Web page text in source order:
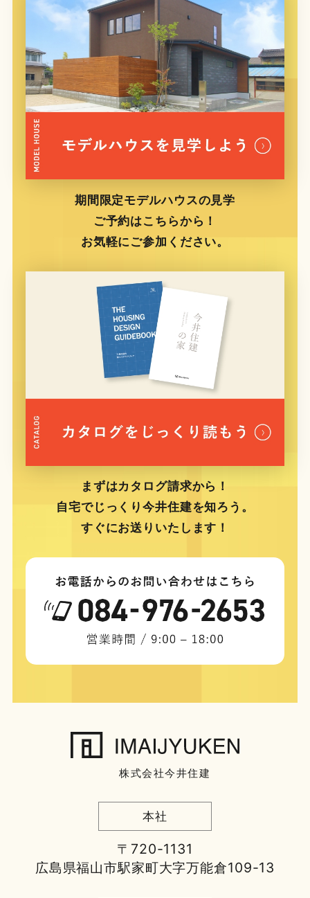
期間限定モデルハウスの見学
ご予約はこちらから！
お気軽にご参加ください。
まずはカタログ請求から！
自宅でじっくり今井住建を知ろう。
すぐにお送りいたします！
株式会社今井住建
本社
〒720-1131
広島県福山市駅家町大字万能倉109-13